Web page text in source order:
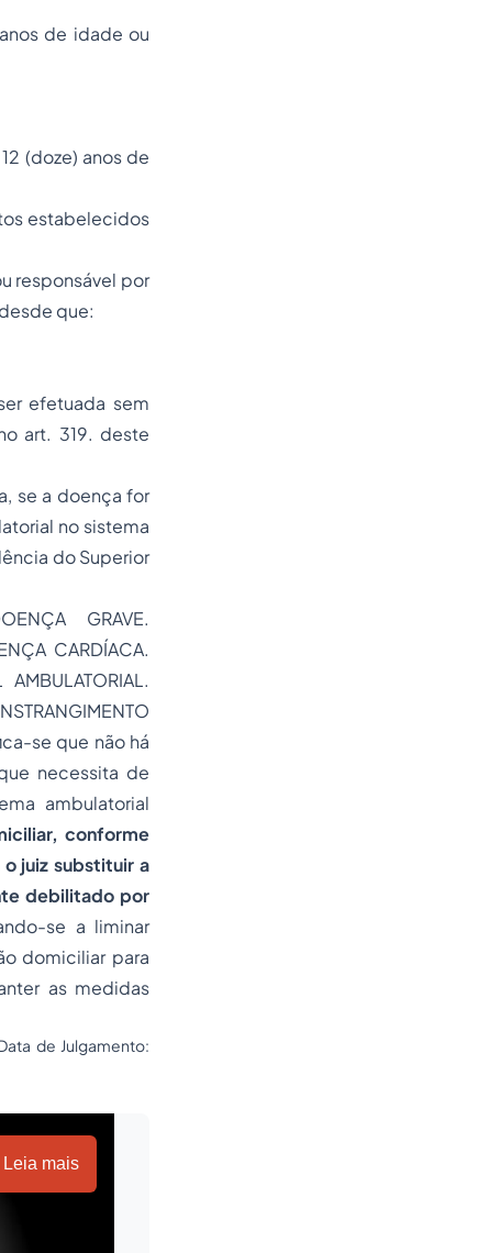
de idade ou
(doze) anos de
estabelecidos
responsável por
que:
efetuada sem
art. 319. deste
se a doença for
no sistema
do Superior
GRAVE.
CARDÍACA.
se que não há
necessita de
ambulatorial
conforme
juiz substituir a
debilitado por
se a liminar
domiciliar para
as medidas
de Julgamento:
Leia mais